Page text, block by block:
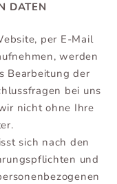
DATEN
per E-Mail
werden
Bearbeitung der
bei uns
nicht ohne Ihre
sich nach den
und